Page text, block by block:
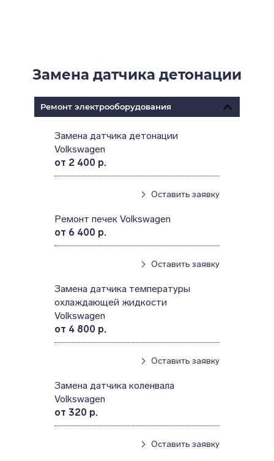
Замена датчика детонации
Ремонт электрооборудования
Замена датчика детонации
Volkswagen
от 2 400 р.
Оставить заявку
Ремонт печек Volkswagen
от 6 400 р.
Оставить заявку
Замена датчика температуры
охлаждающей жидкости
Volkswagen
от 4 800 р.
Оставить заявку
Замена датчика коленвала
Volkswagen
от 320 р.
Оставить заявку